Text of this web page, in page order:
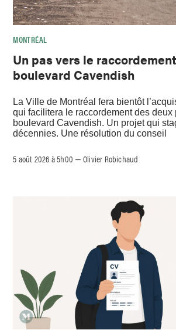
MONTRÉAL
Un pas vers le
boulevard Cavendish
La Ville de Montréal fera bientôt
qui facilitera le raccordement des deux
boulevard Cavendish. Un projet qui
décennies. Une résolution du conseil
5 août 2026 à 5h00 –Olivier Robichaud